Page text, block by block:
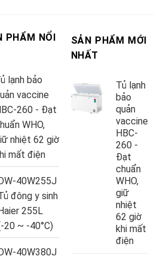
PHẨM NỔI
lạnh bảo
vaccine
260 - Đạt
WHO,
nhiệt 62 giờ
mất điện
DW-40W255J
đông y sinh
Haier 255L
20 ~ -40°C)
DW-40W380J
SẢN PHẨM MỚI
NHẤT
Tủ lạnh
bảo
quản
vaccine
HBC-
260 -
Đạt
chuẩn
WHO,
giữ
nhiệt
62 giờ
khi mất
điện